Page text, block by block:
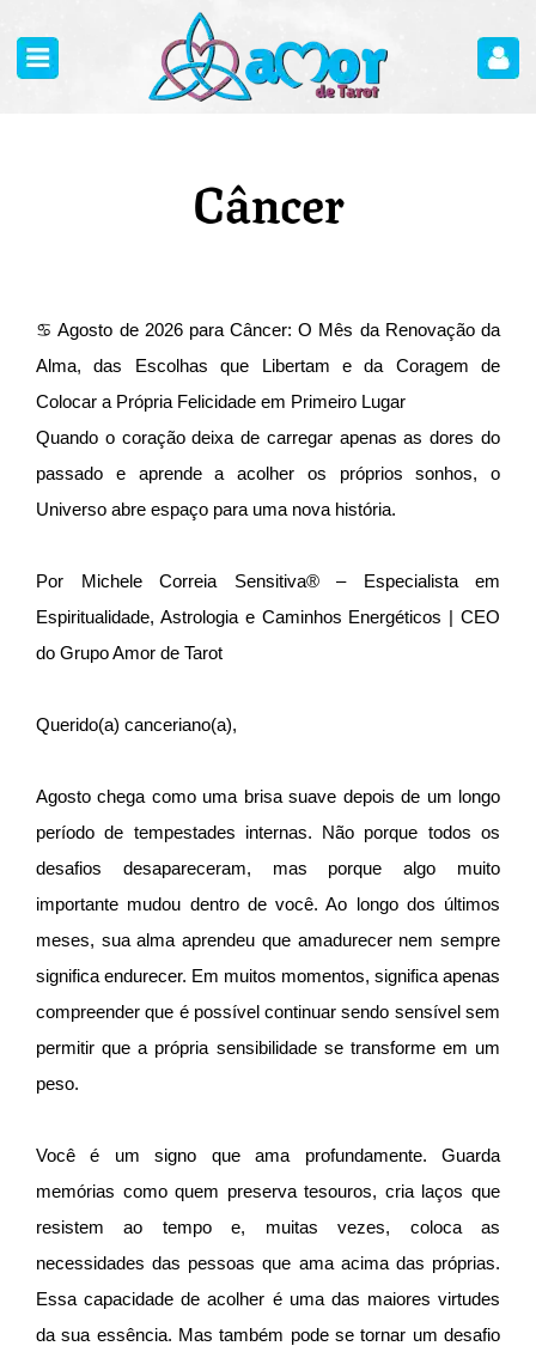
Câncer
♋ Agosto de 2026 para Câncer: O Mês da Renovação da
Alma, das Escolhas que Libertam e da Coragem de
Colocar a Própria Felicidade em Primeiro Lugar
Quando o coração deixa de carregar apenas as dores do
passado e aprende a acolher os próprios sonhos, o
Universo abre espaço para uma nova história.
Por Michele Correia Sensitiva® – Especialista em
Espiritualidade, Astrologia e Caminhos Energéticos | CEO
do Grupo Amor de Tarot
Querido(a) canceriano(a),
Agosto chega como uma brisa suave depois de um longo
período de tempestades internas. Não porque todos os
desafios desapareceram, mas porque algo muito
importante mudou dentro de você. Ao longo dos últimos
meses, sua alma aprendeu que amadurecer nem sempre
significa endurecer. Em muitos momentos, significa apenas
compreender que é possível continuar sendo sensível sem
permitir que a própria sensibilidade se transforme em um
peso.
Você é um signo que ama profundamente. Guarda
memórias como quem preserva tesouros, cria laços que
resistem ao tempo e, muitas vezes, coloca as
necessidades das pessoas que ama acima das próprias.
Essa capacidade de acolher é uma das maiores virtudes
da sua essência. Mas também pode se tornar um desafio